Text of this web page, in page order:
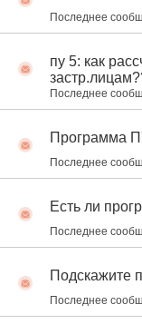
Последнее
пу 5: как
Последнее
Программа
Последнее
Есть ли
Последнее
Подскажите
Последнее